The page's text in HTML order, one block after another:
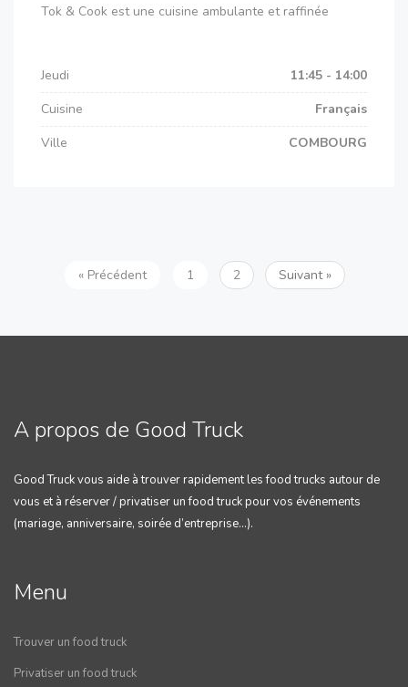
Tok & Cook est une cuisine ambulante et raffinée
Jeudi
11:45 - 14:00
Cuisine
Français
Ville
COMBOURG
« Précédent 1 2 Suivant »
A propos de Good Truck
Good Truck vous aide à trouver rapidement les food trucks autour de
vous et à réserver / privatiser un food truck pour vos événements
(mariage, anniversaire, soirée d’entreprise…).
Menu
Trouver un food truck
Privatiser un food truck